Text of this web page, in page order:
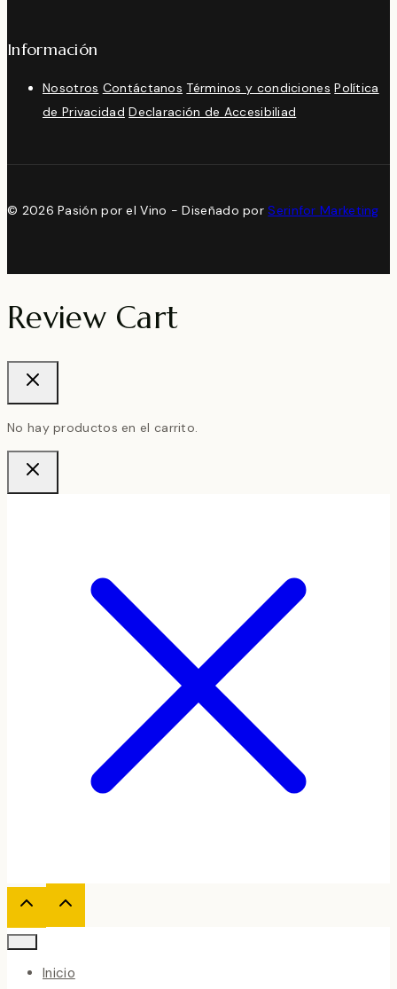
Información
Nosotros Contáctanos Términos y condiciones Política
de Privacidad Declaración de Accesibiliad
© 2026 Pasión por el Vino - Diseñado porSerinfor Marketing
Review Cart
No hay productos en el carrito.
Inicio